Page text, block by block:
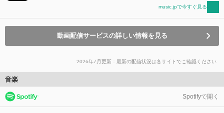
music.jpで今すぐ見る
動画配信サービスの詳しい情報を見る
2026年7月更新：最新の配信状況は各サイトでご確認ください
音楽
Spotifyで開く